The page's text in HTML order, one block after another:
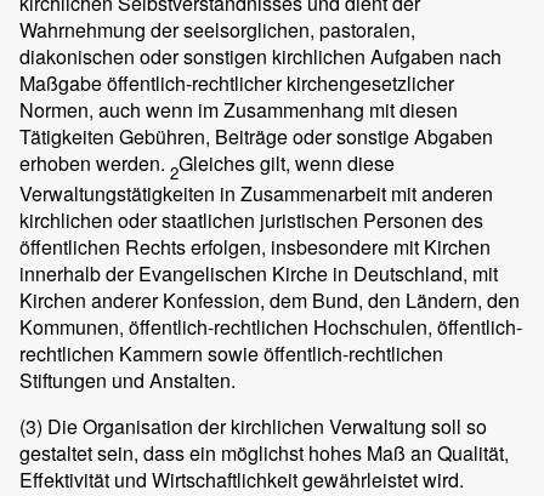
Wahrnehmung der seelsorglichen, pastoralen,
diakonischen oder sonstigen kirchlichen Aufgaben nach
Maßgabe öffentlich-rechtlicher kirchengesetzlicher
Normen, auch wenn im Zusammenhang mit diesen
Tätigkeiten Gebühren, Beiträge oder sonstige Abgaben
erhoben werden. 2Gleiches gilt, wenn diese
Verwaltungstätigkeiten in Zusammenarbeit mit anderen
kirchlichen oder staatlichen juristischen Personen des
öffentlichen Rechts erfolgen, insbesondere mit Kirchen
innerhalb der Evangelischen Kirche in Deutschland, mit
Kirchen anderer Konfession, dem Bund, den Ländern, den
Kommunen, öffentlich-rechtlichen Hochschulen, öffentlich-
rechtlichen Kammern sowie öffentlich-rechtlichen
Stiftungen und Anstalten.
(3) Die Organisation der kirchlichen Verwaltung soll so
gestaltet sein, dass ein möglichst hohes Maß an Qualität,
Effektivität und Wirtschaftlichkeit gewährleistet wird.